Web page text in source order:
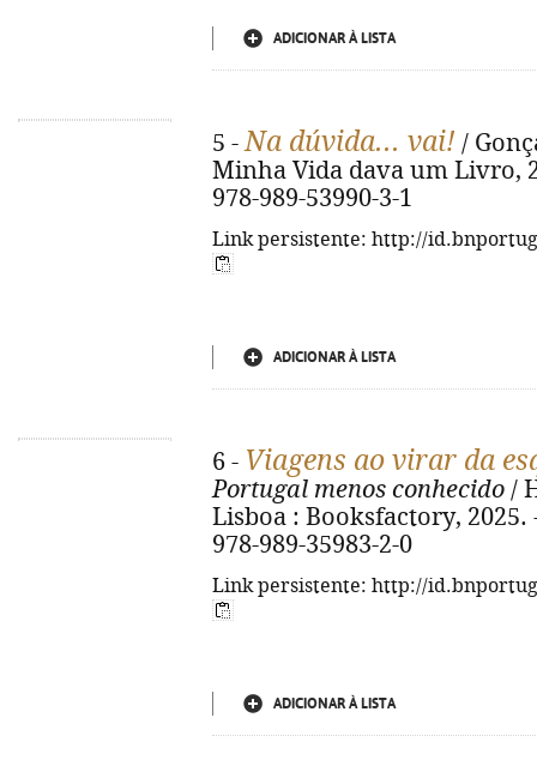
ADICIONAR À LISTA
5 -Na dúvida... vai! /
Minha Vida dava um Livro,
978-989-53990-3-1
Link persistente: http://
ADICIONAR À LISTA
6 - Viagens ao virar da
Portugal menos conhecido /
Lisboa : Booksfactory, 2025.
978-989-35983-2-0
Link persistente: http://
ADICIONAR À LISTA